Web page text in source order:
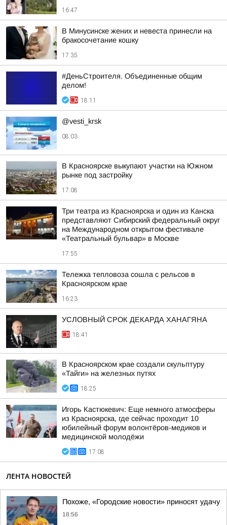
16:47
В Минусинске жених и невеста принесли на
бракосочетание кошку
17:35
#ДеньСтроителя. Объединенные общим
делом!
18:11
@vesti_krsk
08:03
В Красноярске выкупают участки на Южном
рынке под застройку
17:08
Три театра из Красноярска и один из Канска
представляют Сибирский федеральный округ
на Международном открытом фестивале
«Театральный бульвар» в Москве
17:55
Тележка тепловоза сошла с рельсов в
Красноярском крае
16:23
УСЛОВНЫЙ СРОК ДЕКАРДА ХАНАГЯНА
18:41
В Красноярском крае создали скульптуру
«Тайги» на железных путях
18:25
Игорь Кастюкевич: Еще немного атмосферы
из Красноярска, где сейчас проходит 10
юбилейный форум волонтёров-медиков и
медицинской молодёжи
17:08
ЛЕНТА НОВОСТЕЙ
Похоже, «Городские новости» приносят удачу
18:56